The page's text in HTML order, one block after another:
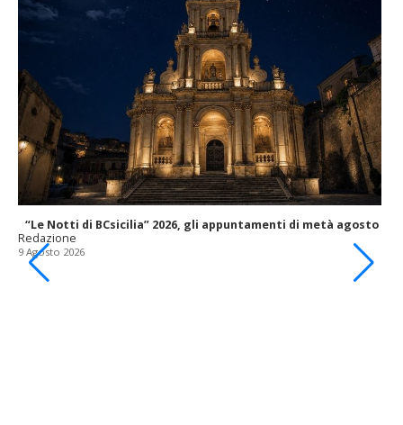
“Le Notti di BCsicilia” 2026, gli appuntamenti di metà agosto
Redazione
9 Agosto 2026